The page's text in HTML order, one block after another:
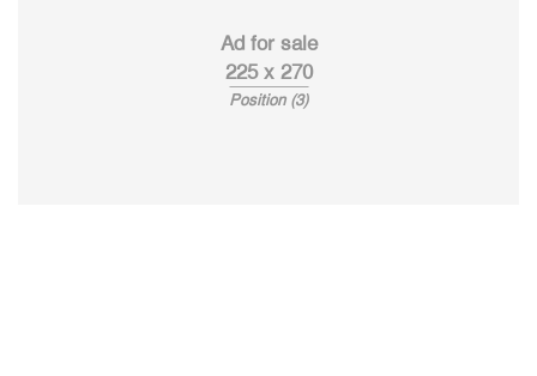
Ad for sale
225 x 270
Position (3)